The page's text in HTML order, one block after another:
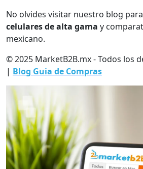
No olvides visitar nuestro blog
celulares de alta gama y
mexicano.
© 2025 MarketB2B.mx - Todos los
| Blog Guia de Compras